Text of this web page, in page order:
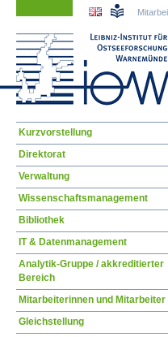
Navigation
Kurzvorstellung
Direktorat
Verwaltung
Wissenschaftsmanagement
Bibliothek
IT & Datenmanagement
Analytik-Gruppe / akkreditierter
Bereich
Mitarbeiterinnen und Mitarbeiter
Gleichstellung